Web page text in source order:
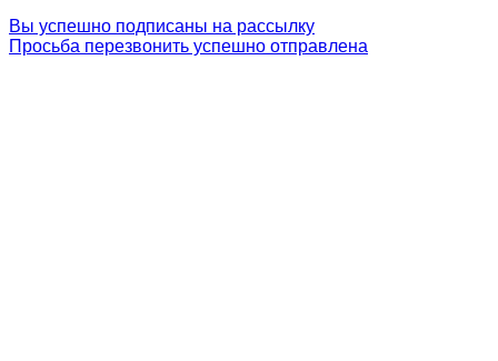
Вы успешно подписаны на рассылку
Просьба перезвонить успешно отправлена